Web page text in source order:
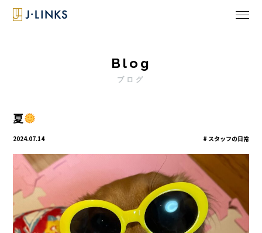
Blog
ブログ
夏
2024.07.14 スタッフの日常